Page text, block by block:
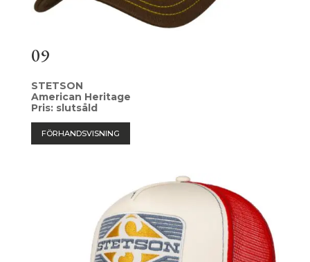
09
STETSON
American Heritage
Pris: slutsåld
FÖRHANDSVISNING